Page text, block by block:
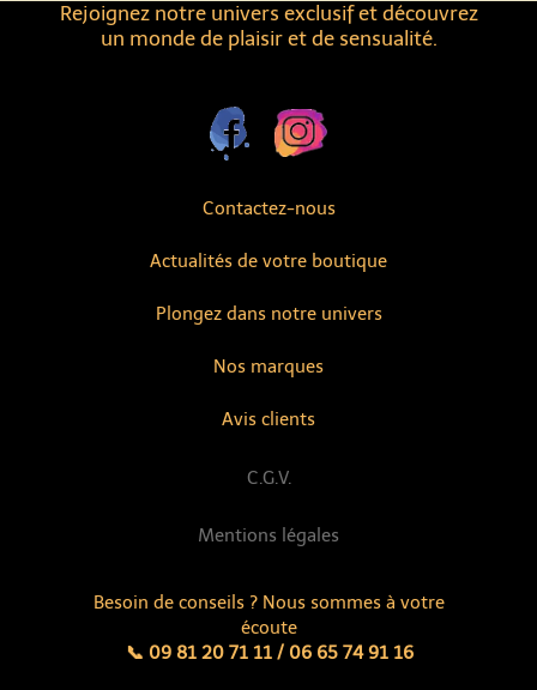
Contactez-nous
Actualités de votre boutique
Avis clients
Nos marques
Rejoignez notre univers exclusif et découvrez
un monde de plaisir et de sensualité.
Besoin de conseils ? Nous sommes à votre
écoute
📞 09 81 20 71 11 / 06 65 74 91 16
Plongez dans notre univers
Mentions légales
C.G.V.